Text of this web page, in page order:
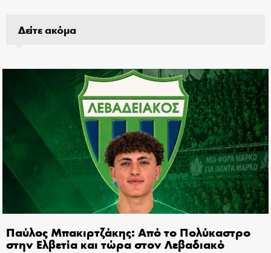
Δείτε ακόμα
Παύλος Μπακιρτζάκης: Από το Πολύκαστρο
στην Ελβετία και τώρα στον Λεβαδιακό